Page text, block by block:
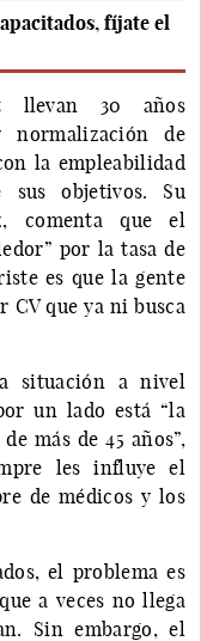
fíjate el
llevan 30 años
de
la empleabilidad
objetivos. Su
comenta que el
por la tasa de
es que la gente
CV que ya ni busca
situación a nivel
un lado está “la
más de 45 años”,
les influye el
de médicos y los
el problema es
a veces no llega
Sin embargo, el